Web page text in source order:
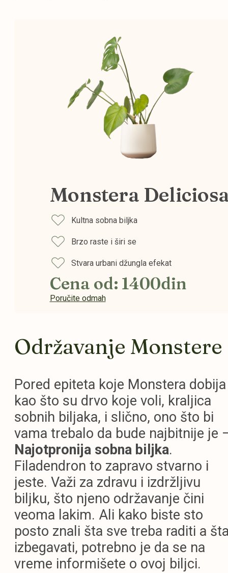
Monstera
Kultna sobna biljka
Brzo raste i širi se
Stvara urbani džungla efekat
Cena od: 1400din
Poručite odmah
Održavanje Monstere
Pored epiteta koje Monstera dobija
kao što su drvo koje voli, kraljica
sobnih biljaka, i slično, ono što bi
vama trebalo da bude najbitnije je
Najotpronija sobna biljka.
Filadendron to zapravo stvarno i
jeste. Važi za zdravu i izdržljivu
biljku, što njeno održavanje čini
veoma lakim. Ali kako biste sto
posto znali šta sve treba raditi a
izbegavati, potrebno je da se na
vreme informišete o ovoj biljci.